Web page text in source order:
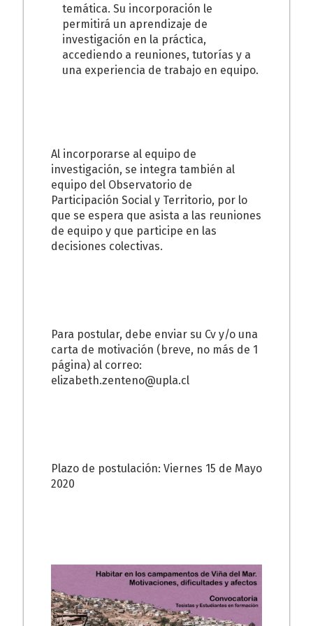
temática. Su incorporación le
permitirá un aprendizaje de
investigación en la práctica,
accediendo a reuniones, tutorías y a
una experiencia de trabajo en equipo.
Al incorporarse al equipo de
investigación, se integra también al
equipo del Observatorio de
Participación Social y Territorio, por lo
que se espera que asista a las reuniones
de equipo y que participe en las
decisiones colectivas.
Para postular, debe enviar su Cv y/o una
carta de motivación (breve, no más de 1
página) al correo:
elizabeth.zenteno@upla.cl
Plazo de postulación: Viernes 15 de Mayo
2020